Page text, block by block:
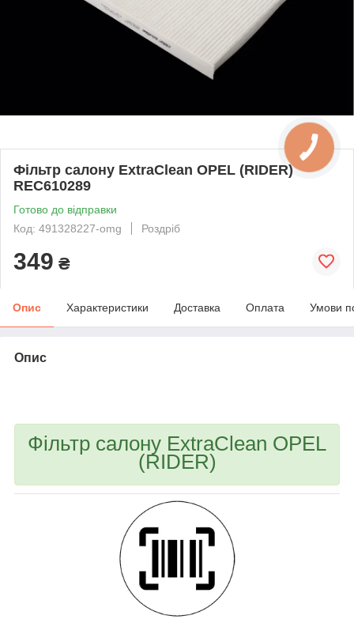
Фільтр салону ExtraClean OPEL (RIDER)
REC610289
Готово до відправки
Код: 491328227-omg
Роздріб
349 ₴
Опис Характеристики Доставка Оплата Умови
Опис
Фільтр салону ExtraClean OPEL
(RIDER)